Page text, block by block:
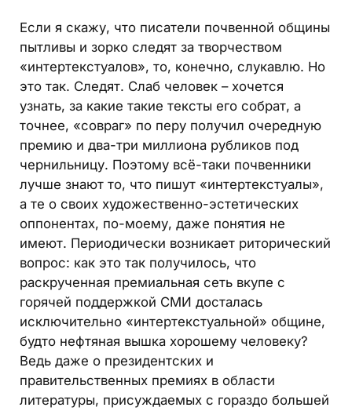
Если я скажу, что писатели почвенной общины
пытливы и зорко следят за творчеством
«интертекстуалов», то, конечно, слукавлю. Но
это так. Следят. Слаб человек – хочется
узнать, за какие такие тексты его собрат, а
точнее, «совраг» по перу получил очередную
премию и два-три миллиона рубликов под
чернильницу. Поэтому всё-таки почвенники
лучше знают то, что пишут «интертекстуалы»,
а те о своих художественно-эстетических
оппонентах, по-моему, даже понятия не
имеют. Периодически возникает риторический
вопрос: как это так получилось, что
раскрученная премиальная сеть вкупе с
горячей поддержкой СМИ досталась
исключительно «интертекстуальной» общине,
будто нефтяная вышка хорошему человеку?
Ведь даже о президентских и
правительственных премиях в области
литературы, присуждаемых с гораздо большей